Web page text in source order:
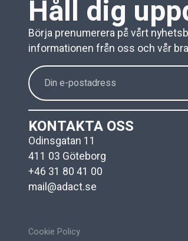
Håll dig
Börja prenumerera på vårt
informationen från oss och vår
KONTAKTA OSS
Odinsgatan 11
411 03 Göteborg
+46 31 80 41 00
mail@adact.se
Cookie Policy